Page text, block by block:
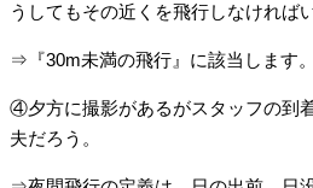
うしてもその近くを飛行しなければ
⇒『30m未満の飛行』に該当します
④夕方に撮影があるがスタッフの到
夫だろう。